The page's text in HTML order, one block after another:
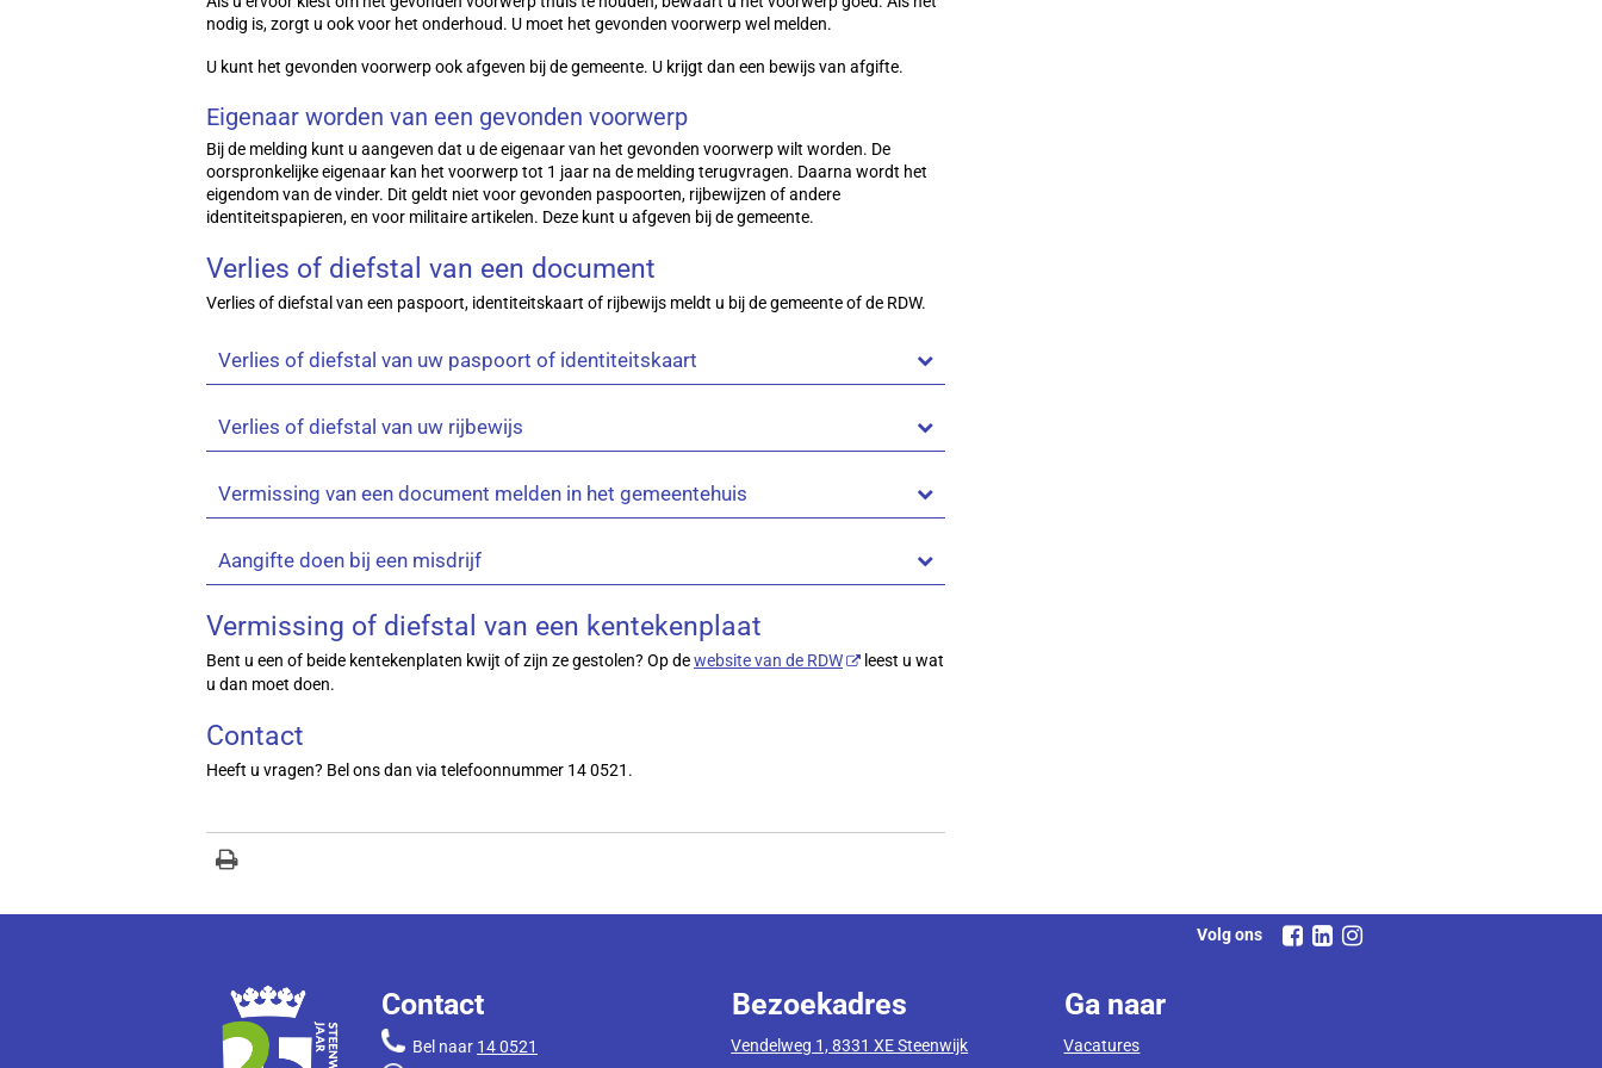
nodig is, zorgt u ook voor het onderhoud. U moet het gevonden voorwerp wel melden.
U kunt het gevonden voorwerp ook afgeven bij de gemeente. U krijgt dan een bewijs van afgifte.
Eigenaar worden van een gevonden voorwerp
Bij de melding kunt u aangeven dat u de eigenaar van het gevonden voorwerp wilt worden. De
oorspronkelijke eigenaar kan het voorwerp tot 1 jaar na de melding terugvragen. Daarna wordt het
eigendom van de vinder. Dit geldt niet voor gevonden paspoorten, rijbewijzen of andere
identiteitspapieren, en voor militaire artikelen. Deze kunt u afgeven bij de gemeente.
Verlies of diefstal van een document
Verlies of diefstal van een paspoort, identiteitskaart of rijbewijs meldt u bij de gemeente of de RDW.
Verlies of diefstal van uw paspoort of identiteitskaart
Verlies of diefstal van uw rijbewijs
Vermissing van een document melden in het gemeentehuis
Aangifte doen bij een misdrijf
Vermissing of diefstal van een kentekenplaat
Bent u een of beide kentekenplaten kwijt of zijn ze gestolen? Op dewebsite van de RDW
leest u wat
u dan moet doen.
Contact
Heeft u vragen? Bel ons dan via telefoonnummer 14 0521.
Volg ons
Contact
Bel naar 14 0521
Bezoekadres
Vendelweg 1, 8331 XE Steenwijk
Ga naar
Vacatures